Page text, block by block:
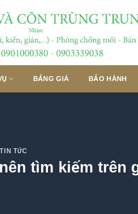
BẢNG GIÁ BẢO HÀNH
TIN TỨC
tìm kiếm trên